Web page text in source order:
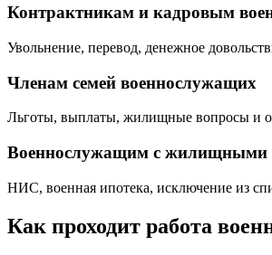
Контрактникам и кадровым
Увольнение, перевод, денежное
Членам семей военнослужащих
Льготы, выплаты, жилищные вопросы и
Военнослужащим с жилищными
НИС, военная ипотека, исключение из
Как проходит работа